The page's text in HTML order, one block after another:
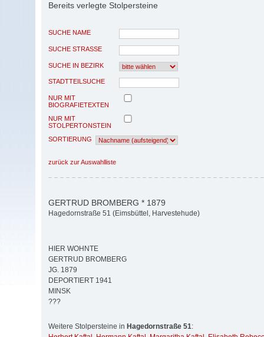
Bereits verlegte Stolpersteine
SUCHE NAME
SUCHE STRASSE
SUCHE IN BEZIRK
STADTTEILSUCHE
NUR MIT
BIOGRAFIETEXTEN
NUR MIT
STOLPERTONSTEIN
SORTIERUNG
zurück zur Auswahlliste
GERTRUD BROMBERG * 1879
Hagedornstraße 51 (Eimsbüttel, Harvestehude)
HIER WOHNTE
GERTRUD BROMBERG
JG. 1879
DEPORTIERT 1941
MINSK
???
Weitere Stolpersteine in Hagedornstraße 51: